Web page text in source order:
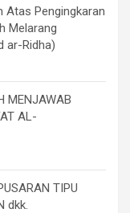
Atas Pengingkaran
Melarang
ar-Ridha)
MENJAWAB
AL-
TIPU
dkk.